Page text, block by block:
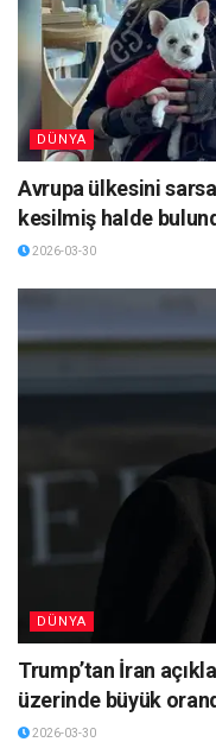
DÜNYA
Avrupa ülkesini
kesilmiş halde
2026-03-30
DÜNYA
Trump’tan İran
üzerinde büyük
2026-03-30